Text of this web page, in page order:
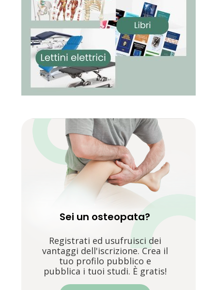
Sei un osteopata?
Registrati ed usufruisci dei
vantaggi dell'iscrizione. Crea il
tuo profilo pubblico e
pubblica i tuoi studi. È gratis!